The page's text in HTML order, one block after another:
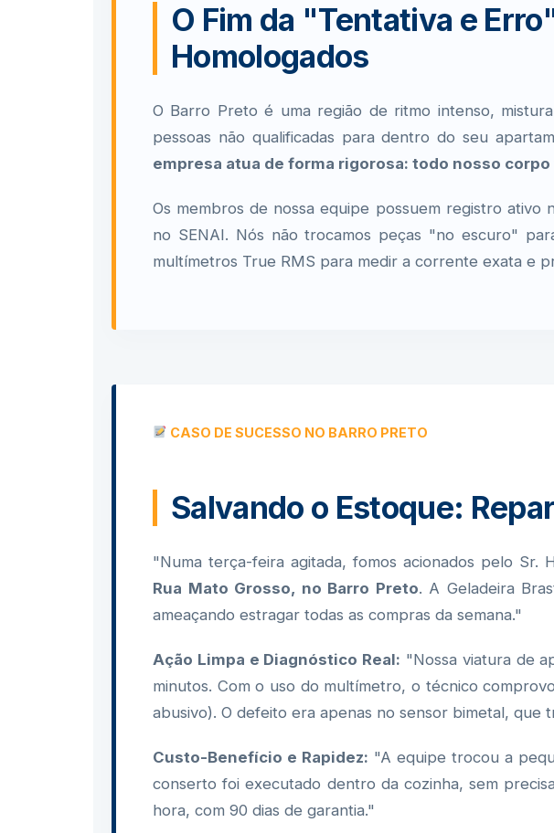
O Fim da "Tentativa e
Homologados
O Barro Preto é uma região de ritmo intenso,
pessoas não qualificadas para dentro do seu
empresa atua de forma rigorosa: todo nosso
Os membros de nossa equipe possuem registro ativo
no SENAI. Nós não trocamos peças "no escuro"
multímetros True RMS para medir a corrente exata e
CASO DE SUCESSO NO BARRO PRETO
Salvando o Estoque:
"Numa terça-feira agitada, fomos acionados pelo Sr.
Rua Mato Grosso, no Barro Preto. A Geladeira
ameaçando estragar todas as compras da semana."
Ação Limpa e Diagnóstico Real: "Nossa viatura de
minutos. Com o uso do multímetro, o técnico
abusivo). O defeito era apenas no sensor bimetal, que
Custo-Benefício e Rapidez: "A equipe trocou a
conserto foi executado dentro da cozinha, sem
hora, com 90 dias de garantia."